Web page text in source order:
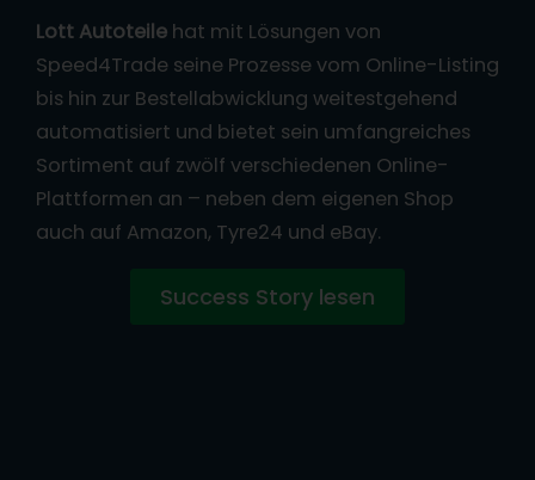
Lott Autoteile hat mit Lösungen von
Speed4Trade seine Prozesse vom Online-Listing
bis hin zur Bestellabwicklung weitestgehend
automatisiert und bietet sein umfangreiches
Sortiment auf zwölf verschiedenen Online-
Plattformen an – neben dem eigenen Shop
auch auf Amazon, Tyre24 und eBay.
Success Story lesen